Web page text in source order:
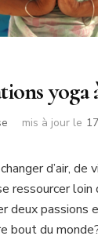
mis à jour le
d’air, de
ressourcer
deux passions
bout du